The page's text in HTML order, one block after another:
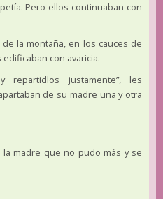
Pero ellos continuaban con
la montaña, en los cauces de
con avaricia.
repartidlos justamente”, les
de su madre una y otra
madre que no pudo más y se